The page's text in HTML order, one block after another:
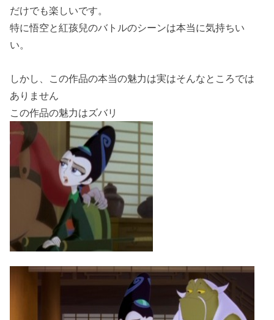
だけでも楽しいです。
特に悟空と紅孩兒のバトルのシーンは本当に気持ちい
い。
しかし、この作品の本当の魅力は実はそんなところでは
ありません
この作品の魅力はズバリ